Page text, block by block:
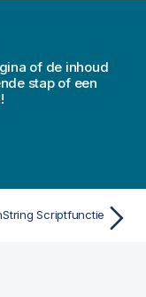
of de inhoud
stap of een
Scriptfunctie